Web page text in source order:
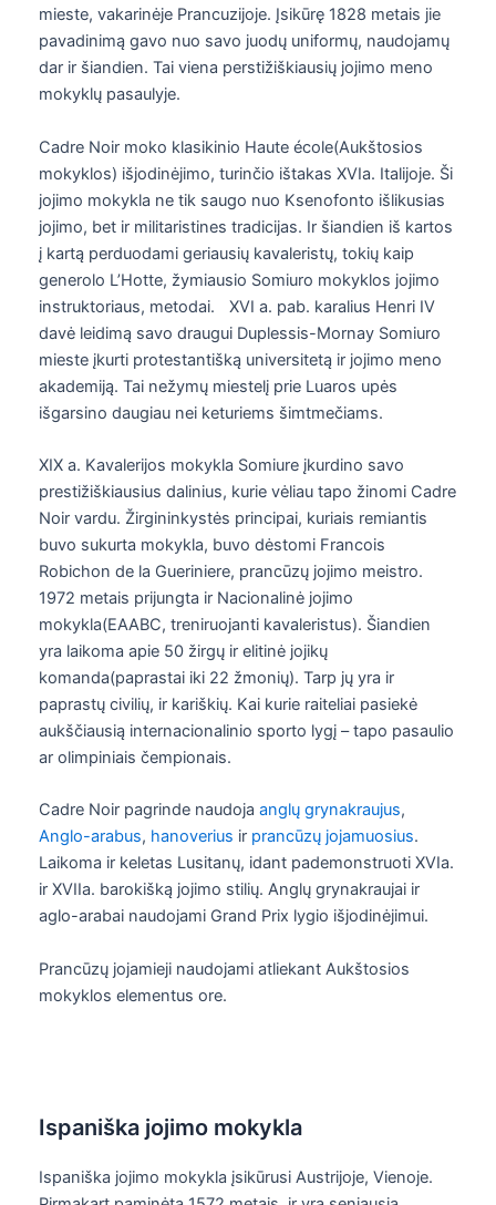
mieste, vakarinėje Prancuzijoje. Įsikūrę 1828 metais jie
pavadinimą gavo nuo savo juodų uniformų, naudojamų
dar ir šiandien. Tai viena perstižiškiausių jojimo meno
mokyklų pasaulyje.
Cadre Noir moko klasikinio Haute école(Aukštosios
mokyklos) išjodinėjimo, turinčio ištakas XVIa. Italijoje. Ši
jojimo mokykla ne tik saugo nuo Ksenofonto išlikusias
jojimo, bet ir militaristines tradicijas. Ir šiandien iš kartos
į kartą perduodami geriausių kavaleristų, tokių kaip
generolo L’Hotte, žymiausio Somiuro mokyklos jojimo
instruktoriaus, metodai. XVI a. pab. karalius Henri IV
davė leidimą savo draugui Duplessis-Mornay Somiuro
mieste įkurti protestantišką universitetą ir jojimo meno
akademiją. Tai nežymų miestelį prie Luaros upės
išgarsino daugiau nei keturiems šimtmečiams.
XIX a. Kavalerijos mokykla Somiure įkurdino savo
prestižiškiausius dalinius, kurie vėliau tapo žinomi Cadre
Noir vardu. Žirgininkystės principai, kuriais remiantis
buvo sukurta mokykla, buvo dėstomi Francois
Robichon de la Gueriniere, prancūzų jojimo meistro.
1972 metais prijungta ir Nacionalinė jojimo
mokykla(EAABC, treniruojanti kavaleristus). Šiandien
yra laikoma apie 50 žirgų ir elitinė jojikų
komanda(paprastai iki 22 žmonių). Tarp jų yra ir
paprastų civilių, ir kariškių. Kai kurie raiteliai pasiekė
aukščiausią internacionalinio sporto lygį – tapo pasaulio
ar olimpiniais čempionais.
Cadre Noir pagrinde naudoja anglų grynakraujus,
Anglo-arabus, hanoverius ir prancūzų jojamuosius.
Laikoma ir keletas Lusitanų, idant pademonstruoti XVIa.
ir XVIIa. barokišką jojimo stilių. Anglų grynakraujai ir
aglo-arabai naudojami Grand Prix lygio išjodinėjimui.
Prancūzų jojamieji naudojami atliekant Aukštosios
mokyklos elementus ore.
Ispaniška jojimo mokykla
Ispaniška jojimo mokykla įsikūrusi Austrijoje, Vienoje.